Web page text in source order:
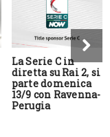
La Serie C in
diretta su Rai 2, si
parte domenica
13/9 con Ravenna-
Perugia